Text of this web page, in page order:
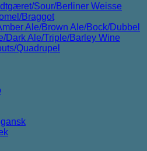
Sour/Berliner Weisse
Braggot
Ale/Brown Ale/Bock/Dubbel
Dark Ale/Triple/Barley Wine
Quadrupel